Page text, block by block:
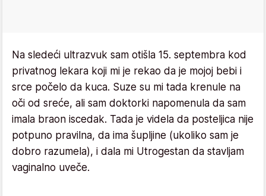
Na sledeći ultrazvuk sam otišla 15. septembra kod
privatnog lekara koji mi je rekao da je mojoj bebi i
srce počelo da kuca. Suze su mi tada krenule na
oči od sreće, ali sam doktorki napomenula da sam
imala braon iscedak. Tada je videla da posteljica nije
potpuno pravilna, da ima šupljine (ukoliko sam je
dobro razumela), i dala mi Utrogestan da stavljam
vaginalno uveče.